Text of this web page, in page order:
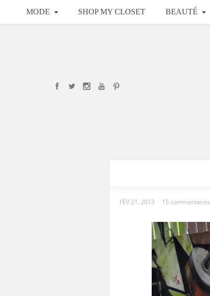
MODE SHOP MY CLOSET BEAUTÉ
FÉV 21, 2013 15 commentaires